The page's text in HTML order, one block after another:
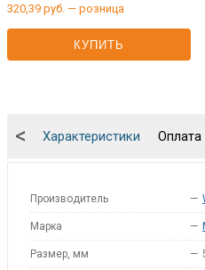
320,39 руб. — розница
КУПИТЬ
Характеристики Оплата
<
Производитель —
Марка —
Размер, мм —